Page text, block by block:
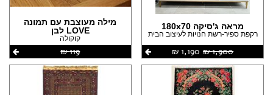
מראה ג'סיקה 180x70
רקפת ספיר-רשת חנויות לעיצוב הבית
1,900 ‏₪
1,190 ‏₪
מילה מעוצבת עם תמונה
LOVE לבן
קוקולה
119 ‏₪